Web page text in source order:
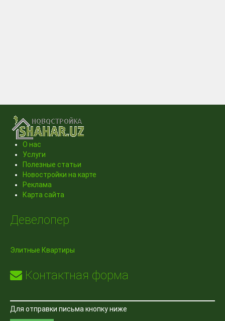
О нас
Услуги
Полезные статьи
Новостройки на карте
Реклама
Карта сайта
Девелопер
Элитные Квартиры
Контактная форма
Для отправки письма кнопку ниже